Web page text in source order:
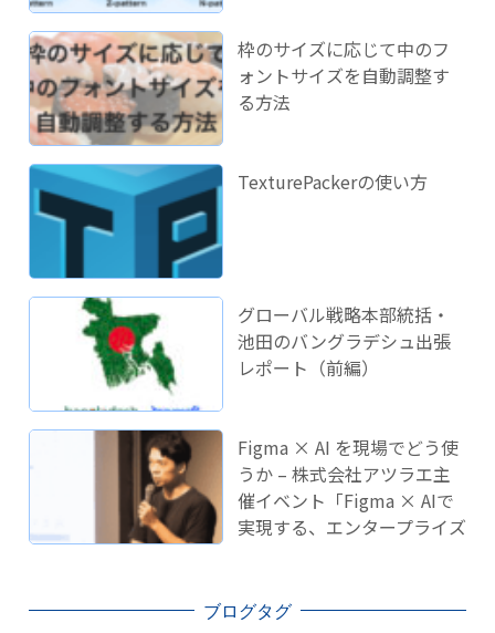
枠のサイズに応じて中のフ
ォントサイズを自動調整す
る方法
TexturePackerの使い方
グローバル戦略本部統括・
池田のバングラデシュ出張
レポート（前編）
Figma × AI を現場でどう使
うか – 株式会社アツラエ主
催イベント「Figma × AIで
実現する、エンタープライズ
ブログタグ